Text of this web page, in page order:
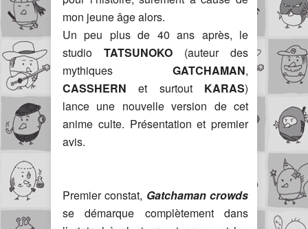
mon jeune âge alors.
Un peu plus de 40 ans après, le
studio TATSUNOKO (auteur des
mythiques GATCHAMAN,
CASSHERN et surtout KARAS)
lance une nouvelle version de cet
anime culte. Présentation et premier
avis.
Premier constat, Gatchaman crowds
se démarque complètement dans